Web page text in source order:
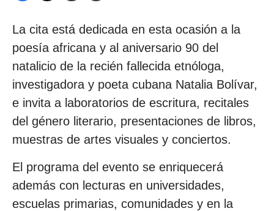
La cita está dedicada en esta ocasión a la
poesía africana y al aniversario 90 del
natalicio de la recién fallecida etnóloga,
investigadora y poeta cubana Natalia Bolívar,
e invita a laboratorios de escritura, recitales
del género literario, presentaciones de libros,
muestras de artes visuales y conciertos.
El programa del evento se enriquecerá
además con lecturas en universidades,
escuelas primarias, comunidades y en la